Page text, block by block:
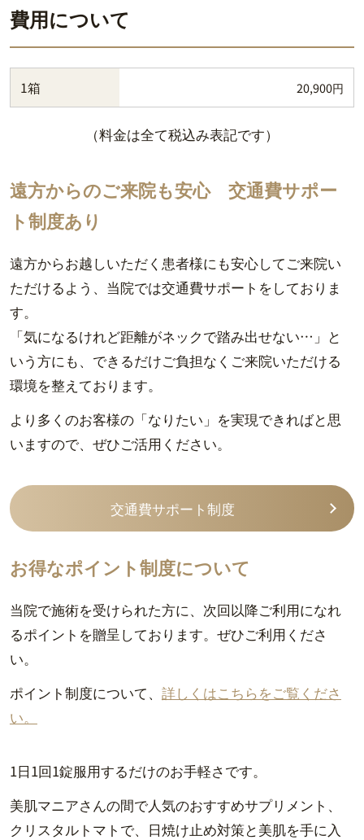
費用について
1箱 20,900円
（料金は全て税込み表記です）
遠方からのご来院も安心 交通費サポー
ト制度あり
遠方からお越しいただく患者様にも安心してご来院い
ただけるよう、当院では交通費サポートをしておりま
す。
「気になるけれど距離がネックで踏み出せない… 」と
いう方にも、できるだけご負担なくご来院いただける
環境を整えております。
より多くのお客様の「なりたい」を実現できればと思
いますので、ぜひご活用ください。
交通費サポート制度
お得なポイント制度について
当院で施術を受けられた方に、次回以降ご利用になれ
るポイントを贈呈しております。ぜひご利用くださ
い。
ポイント制度について、 詳しくはこちらをご覧くださ
い。
1日1回1錠服用するだけのお手軽さです。
美肌マニアさんの間で人気のおすすめサプリメント、
クリスタルトマトで、日焼け止め対策と美肌を手に入